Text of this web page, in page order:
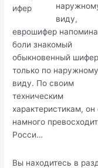
виду,
еврошифер
боли знакомый
обыкновенный
только по наружному
виду. По своим
техническим
характеристикам, он
намного
Росси…
Вы находитесь в